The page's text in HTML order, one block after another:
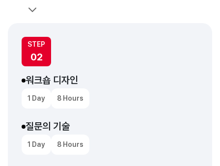
STEP
02
워크숍 디자인
1 Day 8 Hours
질문의 기술
1 Day 8 Hours